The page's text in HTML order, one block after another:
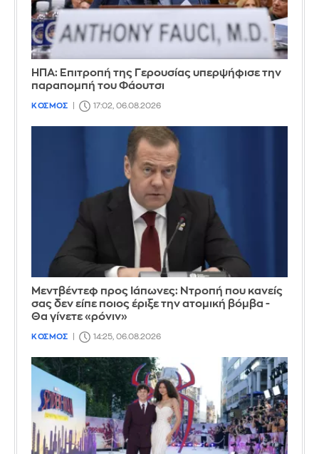
ΗΠΑ: Επιτροπή της Γερουσίας υπερψήφισε την
παραπομπή του Φάουτσι
ΚΟΣΜΟΣ 17:02, 06.08.2026
Μεντβέντεφ προς Ιάπωνες: Ντροπή που κανείς
σας δεν είπε ποιος έριξε την ατομική βόμβα -
Θα γίνετε «ρόνιν»
ΚΟΣΜΟΣ 14:25, 06.08.2026